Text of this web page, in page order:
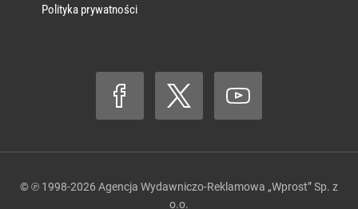
Polityka prywatności
© ℗ 1998-2026 Agencja Wydawniczo-Reklamowa „Wprost” Sp. z
o.o.